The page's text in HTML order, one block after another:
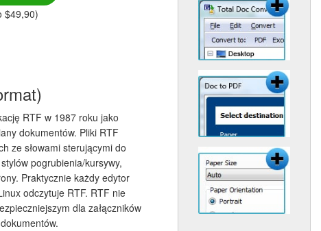
$49,90)
RTF w 1987 roku jako
dokumentów. Pliki RTF
ze słowami sterującymi do
pogrubienia/kursywy,
Praktycznie każdy edytor
odczytuje RTF. RTF nie
dla załączników